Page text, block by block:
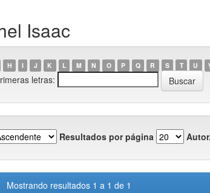
Isaac
H I J K L M N O P Q R S T U
letras:
Resultados por página
Mostrando resultados 1 a 1 de 1